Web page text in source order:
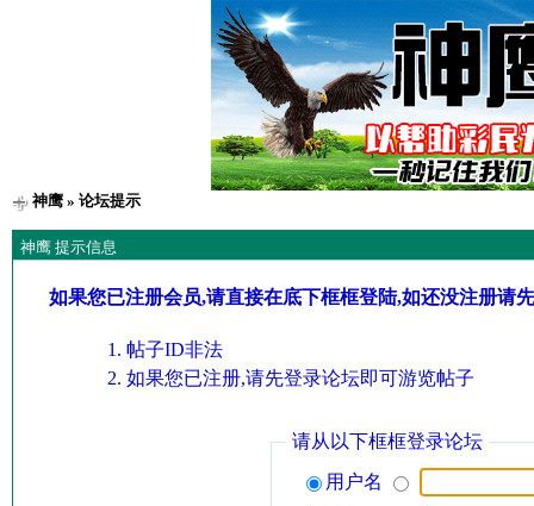
神鹰» 论坛提示
神鹰 提示信息
如果您已注册会员,请直接在底下框框登陆,如还没注册请
帖子ID非法
如果您已注册,请先登录论坛即可游览帖子
请从以下框框登录论坛
用户名